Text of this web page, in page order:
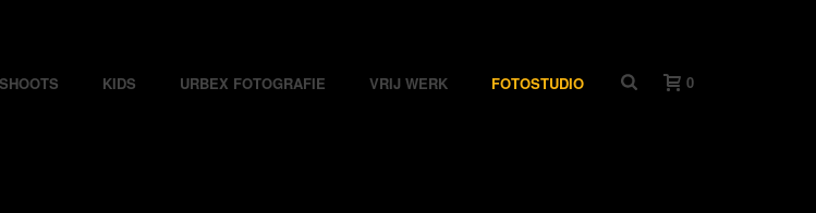
KIDS URBEX FOTOGRAFIE VRIJ WERK FOTOSTUDIO 0